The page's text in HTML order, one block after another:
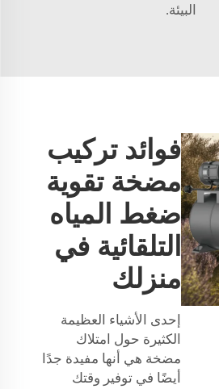
البيئة.
فوائد تركيب
مضخة تقوية
ضغط المياه
التلقائية في
منزلك
إحدى الأشياء العظيمة
الكثيرة حول امتلاك
مضخة هي أنها مفيدة جدًا
أيضًا في توفير وقتك